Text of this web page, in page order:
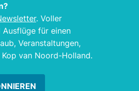
der alle Ihre
wird.
. Voller
für einen
Veranstaltungen,
van Noord-Holland.